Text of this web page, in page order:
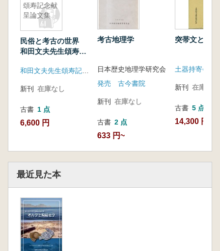
頌寿記念献
呈論文集
民俗と考古の世界
和田文夫先生頌寿記
新刊 在庫なし
古書 1 点
6,600 円
考古地理学
日本歴史地理学研究会
発売 古今書院
新刊 在庫なし
古書 2 点
633 円~
突帯文と遠
新刊 在庫なし
古書 5 点
14,300 円~
最近見た本